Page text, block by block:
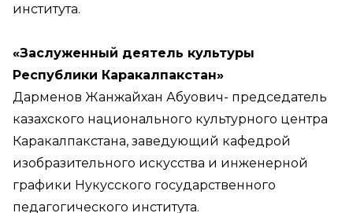
института.
«Заслуженный деятель культуры
Республики Каракалпакстан»
Дарменов Жанжайхан Абуович- председатель
казахского национального культурного центра
Каракалпакстана, заведующий кафедрой
изобразительного искусства и инженерной
графики Нукусского государственного
педагогического института.